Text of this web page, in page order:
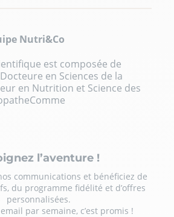
Nutri&Co
est composée de
en Sciences de la
en Nutrition et Science des
l’aventure !
communications et bénéficiez de
du programme fidélité et d’offres
personnalisées.
par semaine, c’est promis !